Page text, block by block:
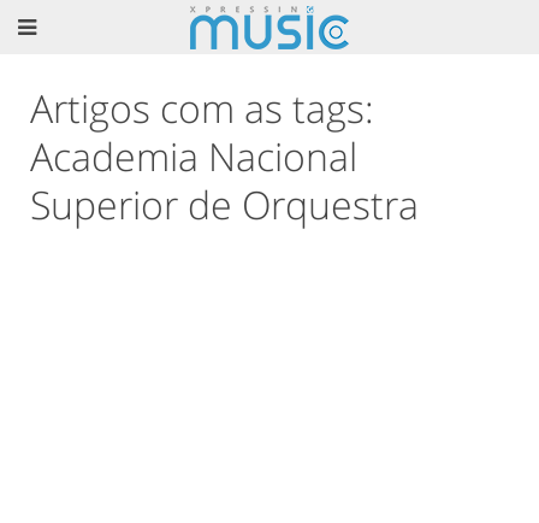
Artigos com as tags:
Academia Nacional
Superior de Orquestra